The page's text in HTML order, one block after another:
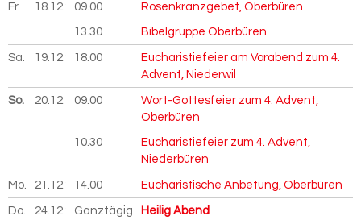
Fr. 18.12. 2026
09.00 Rosenkranzgebet, Oberbüren
13.30 Bibelgruppe Oberbüren
Sa. 19.12. 2026
18.00
Eucharistiefeier am Vorabend zum 4.
Advent, Niederwil
So. 20.12. 2026
09.00
Wort-Gottesfeier zum 4. Advent,
Oberbüren
10.30
Eucharistiefeier zum 4. Advent,
Niederbüren
Mo. 21.12. 2026
14.00 Eucharistische Anbetung, Oberbüren
Do. 24.12. 2026
Ganztägig Heilig Abend